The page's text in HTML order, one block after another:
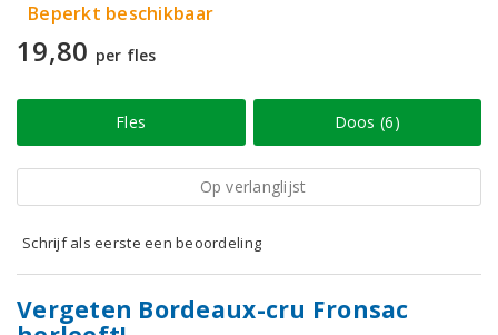
Beperkt beschikbaar
19,80 per fles
Fles Doos (6)
Op verlanglijst
Schrijf als eerste een beoordeling
Vergeten Bordeaux-cru Fronsac